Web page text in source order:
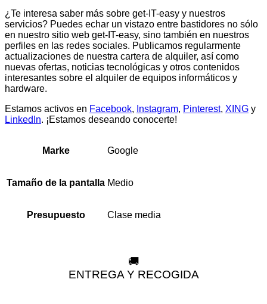
¿Te interesa saber más sobre get-IT-easy y nuestros
servicios? Puedes echar un vistazo entre bastidores no sólo
en nuestro sitio web get-IT-easy, sino también en nuestros
perfiles en las redes sociales. Publicamos regularmente
actualizaciones de nuestra cartera de alquiler, así como
nuevas ofertas, noticias tecnológicas y otros contenidos
interesantes sobre el alquiler de equipos informáticos y
hardware.
Estamos activos en Facebook, Instagram, Pinterest, XING y
LinkedIn. ¡Estamos deseando conocerte!
Marke Google
Tamaño de la pantalla Medio
Presupuesto Clase media
🚚
ENTREGA Y RECOGIDA